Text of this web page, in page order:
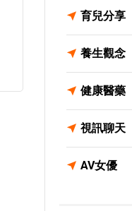
育兒分享
養生觀念
健康醫藥
視訊聊天
AV女優